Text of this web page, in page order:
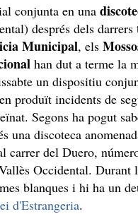
conjunta en una
després dels darrers
Municipal, els
han dut a terme la
un dispositiu
produït incidents de
Segons ha pogut
una discoteca
carrer del Duero,
Occidental. Durant
blanques i hi ha un
d'Estrangeria.